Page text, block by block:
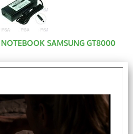
SAMSUNG GT8000
18-20v 4.74A per notebook:
GT6000, [...]